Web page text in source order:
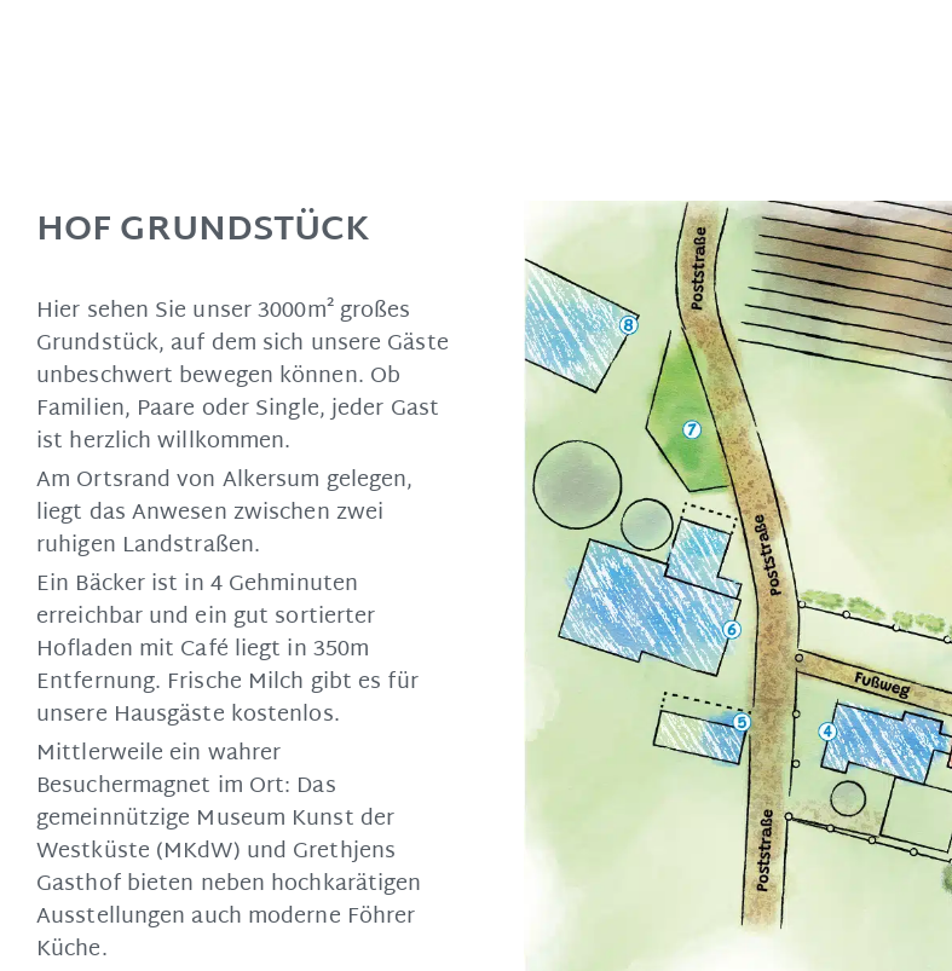
HOF GRUNDSTÜCK
Hier sehen Sie unser 3000m² großes
Grundstück, auf dem sich unsere Gäste
unbeschwert bewegen können. Ob
Familien, Paare oder Single, jeder Gast
ist herzlich willkommen.
Am Ortsrand von Alkersum gelegen,
liegt das Anwesen zwischen zwei
ruhigen Landstraßen.
Ein Bäcker ist in 4 Gehminuten
erreichbar und ein gut sortierter
Hofladen mit Café liegt in 350m
Entfernung. Frische Milch gibt es für
unsere Hausgäste kostenlos.
Mittlerweile ein wahrer
Besuchermagnet im Ort: Das
gemeinnützige Museum Kunst der
Westküste (MKdW) und Grethjens
Gasthof bieten neben hochkarätigen
Ausstellungen auch moderne Föhrer
Küche.